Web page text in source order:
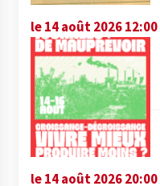
le 14 août 2026 12:00
le 14 août 2026 20:00